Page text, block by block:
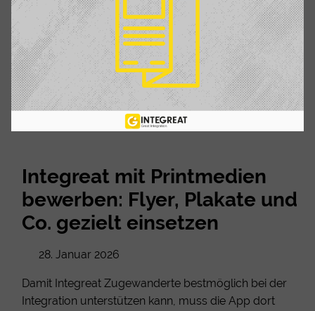
Integreat mit Printmedien
bewerben: Flyer, Plakate und
Co. gezielt einsetzen
28. Januar 2026
Damit Integreat Zugewanderte bestmöglich bei der
Integration unterstützen kann, muss die App dort